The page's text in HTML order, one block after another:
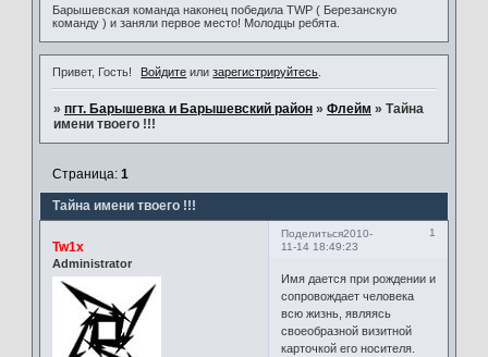
Барышевская команда наконец победила TWP ( Березанскую
команду ) и заняли первое место! Молодцы ребята.
Привет, Гость! Войдите илизарегистрируйтесь
» пгт. Барышевка и Барышевский район » Флейм » Тайна
имени твоего !!!
Тайна имени твоего !!!
Страница: 1
Поделиться 1
2010-
11-14 18:49:23
Tw1x
Administrator
Имя дается при рождении и
сопровождает человека
всю жизнь, являясь
своеобразной визитной
карточкой его носителя.